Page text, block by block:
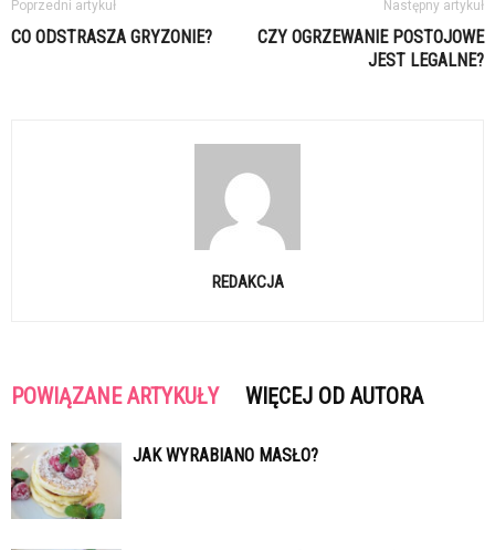
Poprzedni artykuł
CO ODSTRASZA GRYZONIE?
Następny artykuł
CZY OGRZEWANIE POSTOJOWE
JEST LEGALNE?
REDAKCJA
POWIĄZANE ARTYKUŁY WIĘCEJ OD AUTORA
JAK WYRABIANO MASŁO?